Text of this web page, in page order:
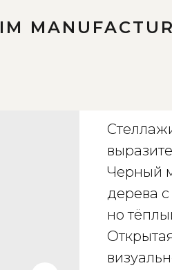
IM
Черный
дерева
но